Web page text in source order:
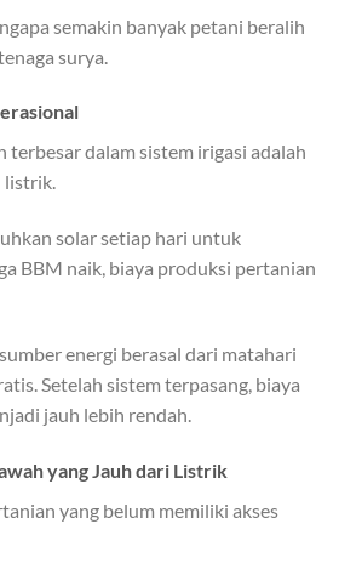
semakin banyak petani beralih
surya.
terbesar dalam sistem irigasi adalah
listrik.
solar setiap hari untuk
BBM naik, biaya produksi pertanian
energi berasal dari matahari
Setelah sistem terpasang, biaya
jauh lebih rendah.
yang Jauh dari Listrik
yang belum memiliki akses